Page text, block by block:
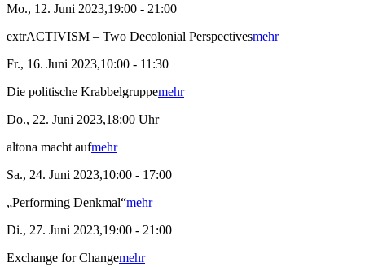
Mo., 12. Juni 2023,19:00 - 21:00
extrACTIVISM – Two Decolonial Perspectivesmehr
Fr., 16. Juni 2023,10:00 - 11:30
Die politische Krabbelgruppemehr
Do., 22. Juni 2023,18:00 Uhr
altona macht aufmehr
Sa., 24. Juni 2023,10:00 - 17:00
„Performing Denkmal“mehr
Di., 27. Juni 2023,19:00 - 21:00
Exchange for Changemehr